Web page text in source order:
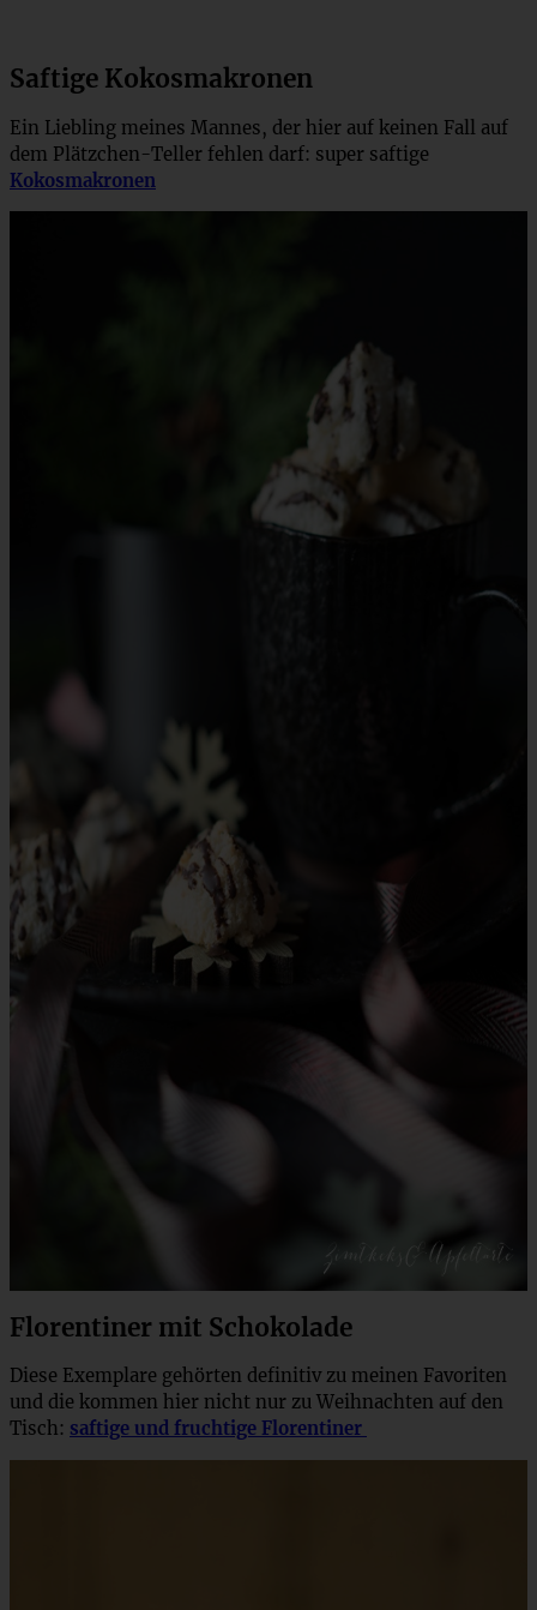
Saftige Kokosmakronen
Ein Liebling meines Mannes, der hier auf keinen Fall auf
dem Plätzchen-Teller fehlen darf: super saftige
Kokosmakronen
Florentiner mit Schokolade
Diese Exemplare gehörten definitiv zu meinen Favoriten
und die kommen hier nicht nur zu Weihnachten auf den
Tisch: saftige und fruchtige Florentiner